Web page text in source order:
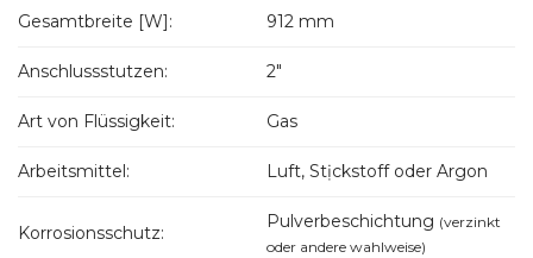
Gesamtbreite [W]: 912 mm
Anschlussstutzen: 2"
Art von Flüssigkeit: Gas
Arbeitsmittel: Luft, Stịckstoff oder Argon
Korrosionsschutz:
Pulverbeschichtung (verzinkt
oder andere wahlweise)